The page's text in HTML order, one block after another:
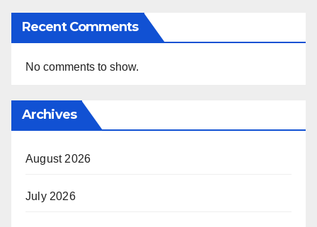
Recent Comments
No comments to show.
Archives
August 2026
July 2026